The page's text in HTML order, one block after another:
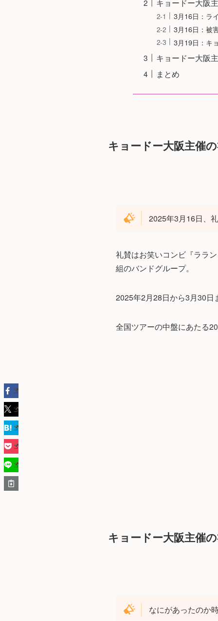
キョードー大阪
3月16日：ラ
3月16日：被
3月19日：キ
キョードー大阪
まとめ
キョードー大阪主催
2025年3月16日、
礼賛はお笑いコンビ『ララ
組のバンドグループ。
2025年2月28日から3月30日
全国ツアーの中盤にあたる
キョードー大阪主催
なにがあったのか